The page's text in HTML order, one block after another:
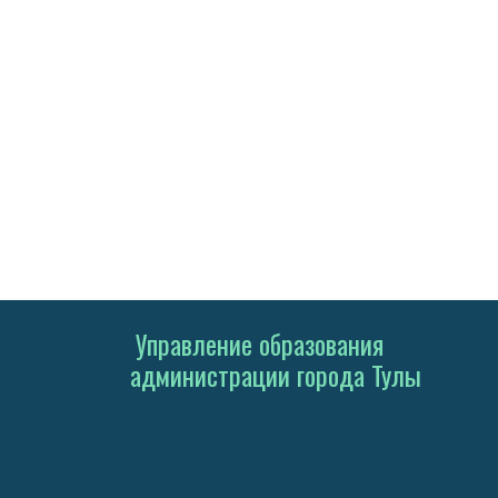
Управление образования
администрации города Тулы